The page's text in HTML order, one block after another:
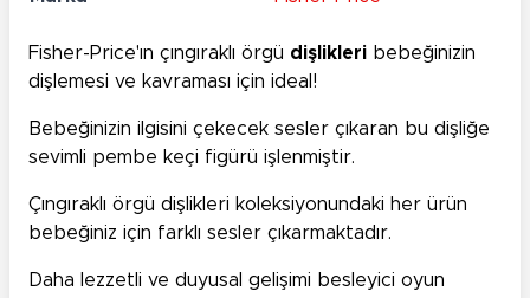
Fisher-Price'ın çıngıraklı örgü dişlikleri bebeğinizin
dişlemesi ve kavraması için ideal!
Bebeğinizin ilgisini çekecek sesler çıkaran bu dişliğe
sevimli pembe keçi figürü işlenmiştir.
Çıngıraklı örgü dişlikleri koleksiyonundaki her ürün
bebeğiniz için farklı sesler çıkarmaktadır.
Daha lezzetli ve duyusal gelişimi besleyici oyun